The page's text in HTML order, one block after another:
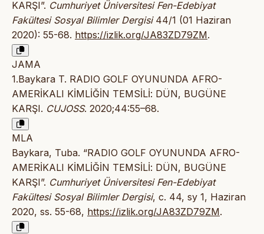
KARŞI”. Cumhuriyet Üniversitesi Fen-Edebiyat
Fakültesi Sosyal Bilimler Dergisi44/1 (01 Haziran
2020): 55-68. https://izlik.org/JA83ZD79ZM.
JAMA
1.Baykara T. RADIO GOLF OYUNUNDA AFRO-
AMERİKALI KİMLİĞİN TEMSİLİ: DÜN, BUGÜNE
KARŞI. CUJOSS. 2020;44:55–68.
MLA
Baykara, Tuba. “RADIO GOLF OYUNUNDA AFRO-
AMERİKALI KİMLİĞİN TEMSİLİ: DÜN, BUGÜNE
KARŞI”. Cumhuriyet Üniversitesi Fen-Edebiyat
Fakültesi Sosyal Bilimler Dergisi, c. 44, sy 1, Haziran
2020, ss. 55-68, https://izlik.org/JA83ZD79ZM.